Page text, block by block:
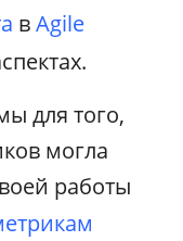
вAgile
для того,
могла
работы